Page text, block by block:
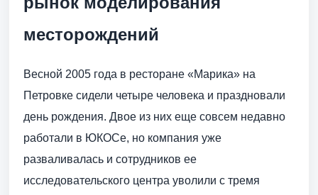
месторождений
Весной 2005 года в ресторане «Марика» на
Петровке сидели четыре человека и праздновали
день рождения. Двое из них еще совсем недавно
работали в ЮКОСе, но компания уже
разваливалась и сотрудников ее
исследовательского центра уволили с тремя